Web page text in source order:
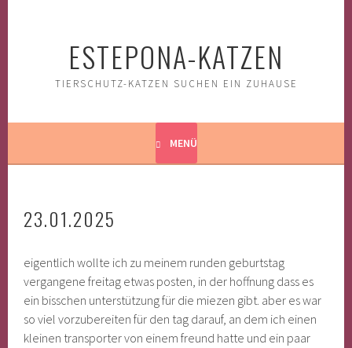
ESTEPONA-KATZEN
TIERSCHUTZ-KATZEN SUCHEN EIN ZUHAUSE
MENÜ
23.01.2025
eigentlich wollte ich zu meinem runden geburtstag
vergangene freitag etwas posten, in der hoffnung dass es
ein bisschen unterstützung für die miezen gibt. aber es war
so viel vorzubereiten für den tag darauf, an dem ich einen
kleinen transporter von einem freund hatte und ein paar